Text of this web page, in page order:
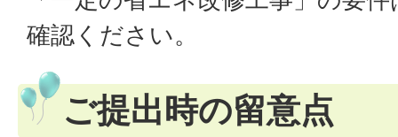
確認ください。
ご提出時の留意点